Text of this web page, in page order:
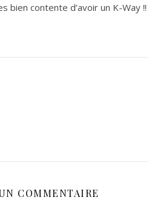
bien contente d’avoir un K-Way !!
COMMENTAIRE